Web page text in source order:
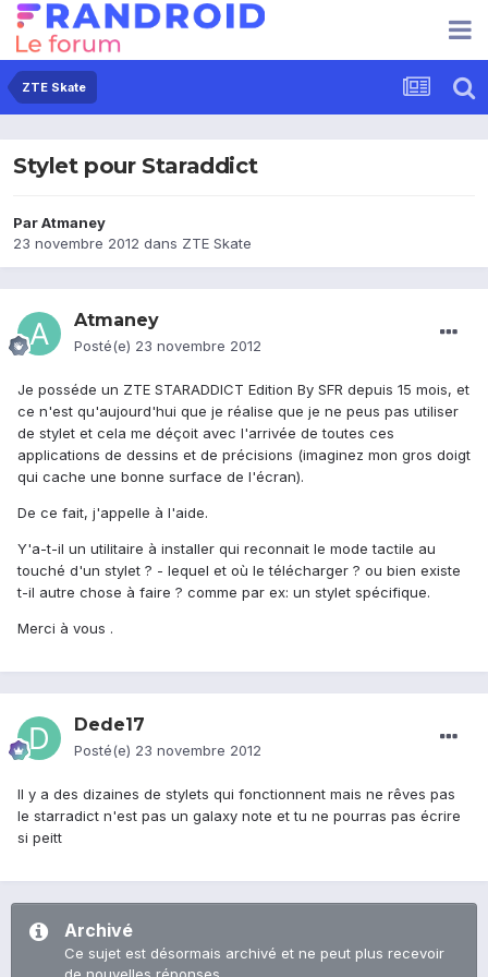
ZTE Skate
Stylet pour Staraddict
ParAtmaney
23 novembre 2012 dans ZTE Skate
Atmaney
Posté(e) 23 novembre 2012
Je posséde un ZTE STARADDICT Edition By SFR depuis 15 mois, et
ce n'est qu'aujourd'hui que je réalise que je ne peus pas utiliser
de stylet et cela me déçoit avec l'arrivée de toutes ces
applications de dessins et de précisions (imaginez mon gros doigt
qui cache une bonne surface de l'écran).
De ce fait, j'appelle à l'aide.
Y'a-t-il un utilitaire à installer qui reconnait le mode tactile au
touché d'un stylet ? - lequel et où le télécharger ? ou bien existe
t-il autre chose à faire ? comme par ex: un stylet spécifique.
Merci à vous .
Dede17
Posté(e) 23 novembre 2012
Il y a des dizaines de stylets qui fonctionnent mais ne rêves pas
le starradict n'est pas un galaxy note et tu ne pourras pas écrire
si peitt
Archivé
Ce sujet est désormais archivé et ne peut plus recevoir